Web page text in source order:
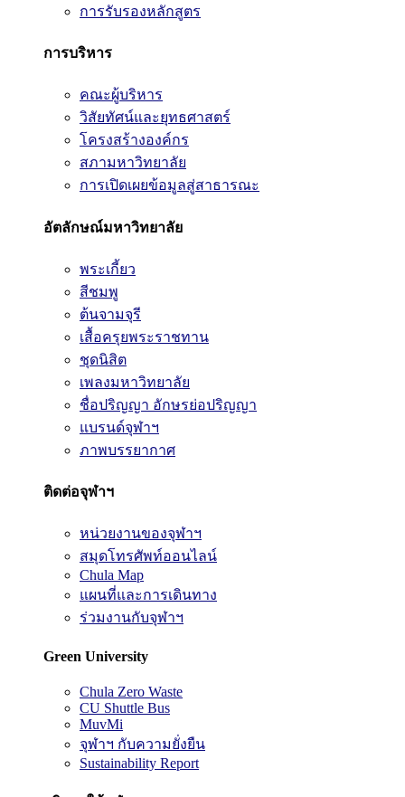
การรับรองหลักสูตร
การบริหาร
คณะผู้บริหาร
วิสัยทัศน์และยุทธศาสตร์
โครงสร้างองค์กร
สภามหาวิทยาลัย
การเปิดเผยข้อมูลสู่สาธารณะ
อัตลักษณ์มหาวิทยาลัย
พระเกี้ยว
สีชมพู
ต้นจามจุรี
เสื้อครุยพระราชทาน
ชุดนิสิต
เพลงมหาวิทยาลัย
ชื่อปริญญา อักษรย่อปริญญา
แบรนด์จุฬาฯ
ภาพบรรยากาศ
ติดต่อจุฬาฯ
หน่วยงานของจุฬาฯ
สมุดโทรศัพท์ออนไลน์
Chula Map
แผนที่และการเดินทาง
ร่วมงานกับจุฬาฯ
Green University
Chula Zero Waste
CU Shuttle Bus
MuvMi
จุฬาฯ กับความยั่งยืน
Sustainability Report